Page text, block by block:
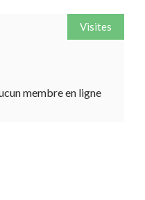
Visites
membre en ligne